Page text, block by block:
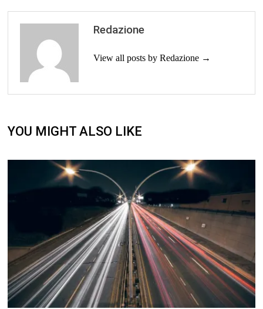
Redazione
View all posts by Redazione →
YOU MIGHT ALSO LIKE